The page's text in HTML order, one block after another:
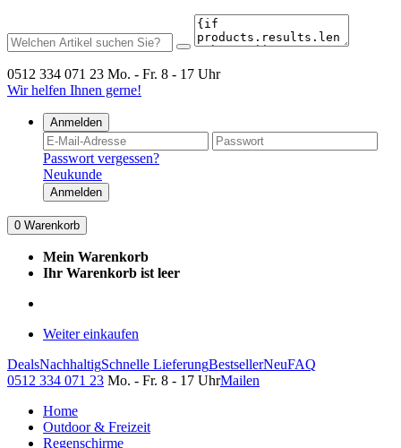
0512 334 071 23 Mo. - Fr. 8 - 17 Uhr
Wir helfen Ihnen gerne!
Anmelden
Passwort vergessen?
Neukunde
Anmelden
0 Warenkorb
Mein Warenkorb
Ihr Warenkorb ist leer
Weiter einkaufen
DealsNachhaltigSchnelle LieferungBestsellerNeuFAQ
0512 334 071 23 Mo. - Fr. 8 - 17 UhrMailen
Home
Outdoor & Freizeit
Regenschirme